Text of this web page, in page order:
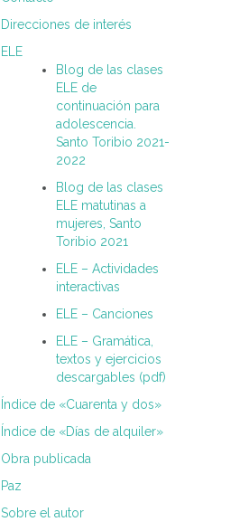
Direcciones de interés
ELE
Blog de las clases
ELE de
continuación para
adolescencia.
Santo Toribio 2021-
2022
Blog de las clases
ELE matutinas a
mujeres, Santo
Toribio 2021
ELE – Actividades
interactivas
ELE – Canciones
ELE – Gramática,
textos y ejercicios
descargables (pdf)
Índice de «Cuarenta y dos»
Índice de «Días de alquiler»
Obra publicada
Paz
Sobre el autor